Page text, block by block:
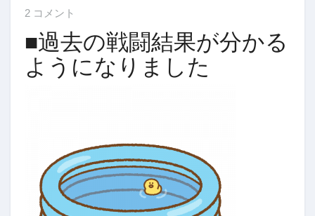
2 コメント
■過去の戦闘結果が分かる
ようになりました